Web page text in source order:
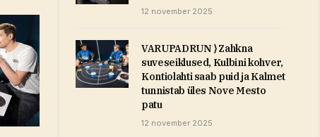
12 november 2025
VARUPADRUN ⟩ Zahkna
suveseiklused, Kulbini kohver,
Kontiolahti saab puid ja Kalmet
tunnistab üles Nove Mesto
patu
12 november 2025